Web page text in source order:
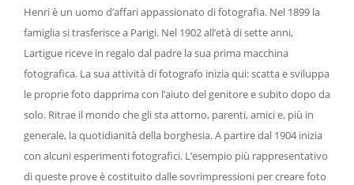
Henri è un uomo d’affari appassionato di fotografia. Nel 1899 la
famiglia si trasferisce a Parigi. Nel 1902 all’età di sette anni,
Lartigue riceve in regalo dal padre la sua prima macchina
fotografica. La sua attività di fotografo inizia qui: scatta e sviluppa
le proprie foto dapprima con l’aiuto del genitore e subito dopo da
solo. Ritrae il mondo che gli sta attorno, parenti, amici e, più in
generale, la quotidianità della borghesia. A partire dal 1904 inizia
con alcuni esperimenti fotografici. L’esempio più rappresentativo
di queste prove è costituito dalle sovrimpressioni per creare foto